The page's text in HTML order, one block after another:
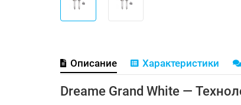
Описание Характеристики
Dreame Grand White —